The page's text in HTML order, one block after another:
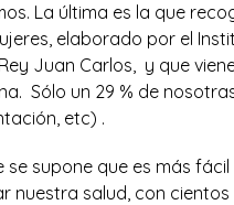
La última es la que
elaborado por el
Juan Carlos, y que
Sólo un 29 % de
etc) .
supone que es más
nuestra salud, con